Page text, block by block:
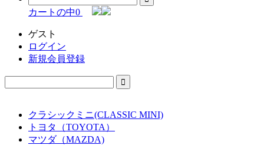
カートの中0
ゲスト
ログイン
新規会員登録
クラシックミニ(CLASSIC MINI)
トヨタ（TOYOTA）
マツダ（MAZDA)